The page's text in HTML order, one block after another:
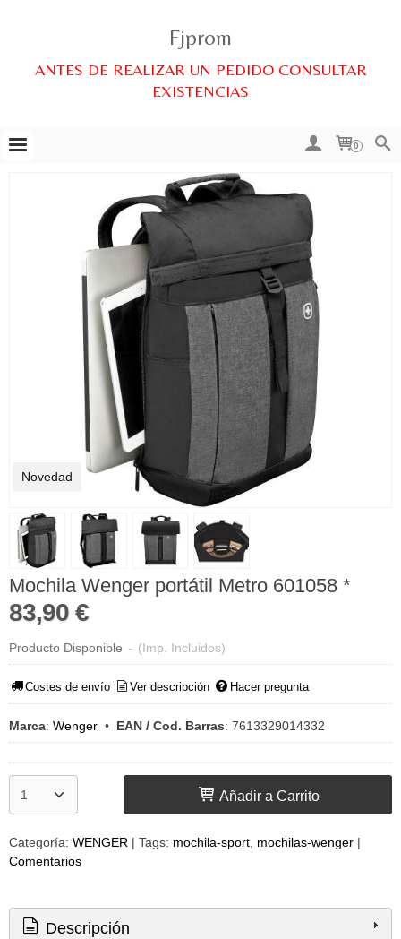
Fjprom
ANTES DE REALIZAR UN PEDIDO CONSULTAR
EXISTENCIAS
0
Novedad
Mochila Wenger portátil Metro 601058 *
83,90 €
Producto Disponible - (Imp. Incluidos)
Costes de envío Ver descripción Hacer pregunta
Marca: Wenger • EAN / Cod. Barras: 7613329014332
Añadir a Carrito
Categoría: WENGER | Tags: mochila-sport mochilas-wenger |
Comentarios
Descripción